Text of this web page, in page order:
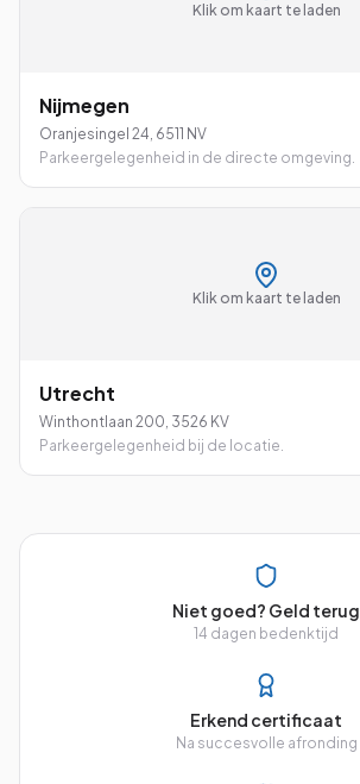
Klik om kaart te laden
Nijmegen
Oranjesingel 24, 6511 NV
Parkeergelegenheid in de directe omgeving.
Klik om kaart te laden
Utrecht
Winthontlaan 200, 3526 KV
Parkeergelegenheid bij de locatie.
Niet goed? Geld terug
14 dagen bedenktijd
Erkend certificaat
Na succesvolle afronding